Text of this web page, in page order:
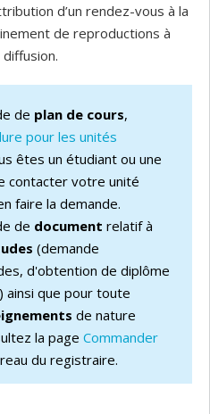
d’un rendez-vous à la
de reproductions à
de plan de cours,
pour les unités
êtes un étudiant ou une
contacter votre unité
faire la demande.
de document relatif à
(demande
d'obtention de diplôme
ainsi que pour toute
de nature
la page Commander
du registraire.